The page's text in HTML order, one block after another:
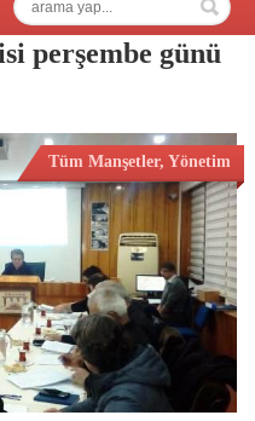
perşembe günü
Tüm Manşetler, Yönetim